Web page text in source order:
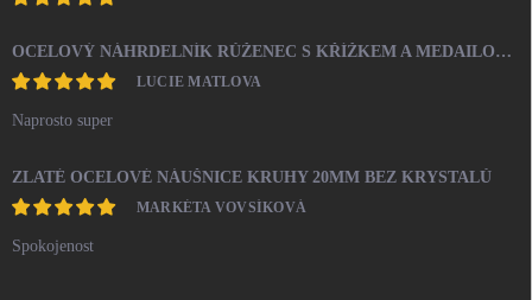
OCELOVÝ NÁHRDELNÍK RŮŽENEC S KŘÍŽKEM A MEDAILONEM
LUCIE MATLOVA
Naprosto super
ZLATÉ OCELOVÉ NÁUŠNICE KRUHY 20MM BEZ KRYSTALŮ
MARKÉTA VOVSÍKOVÁ
Spokojenost